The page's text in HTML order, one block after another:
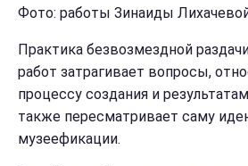
Фото: работы Зинаиды
Практика безвозмездной
работ затрагивает вопросы,
процессу создания и
также пересматривает саму
музеефикации.